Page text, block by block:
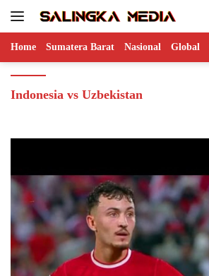
Home Sumatera Barat Nasional Global
Indonesia vs Uzbekistan